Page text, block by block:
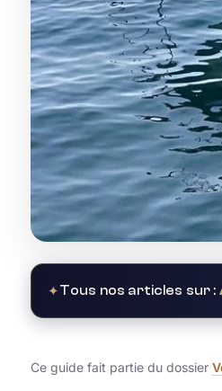
✦Tous nos articles sur :
Ce guide fait partie du dossier